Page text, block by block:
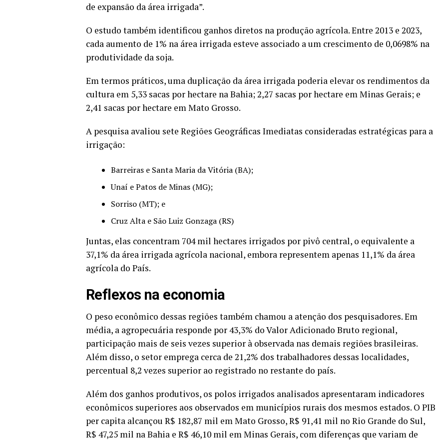
de expansão da área irrigada”.
O estudo também identificou ganhos diretos na produção agrícola. Entre 2013 e 2023,
cada aumento de 1% na área irrigada esteve associado a um crescimento de 0,0698% na
produtividade da soja.
Em termos práticos, uma duplicação da área irrigada poderia elevar os rendimentos da
cultura em 5,33 sacas por hectare na Bahia; 2,27 sacas por hectare em Minas Gerais; e
2,41 sacas por hectare em Mato Grosso.
A pesquisa avaliou sete Regiões Geográficas Imediatas consideradas estratégicas para a
irrigação:
Barreiras e Santa Maria da Vitória (BA);
Unaí e Patos de Minas (MG);
Sorriso (MT); e
Cruz Alta e São Luiz Gonzaga (RS)
Juntas, elas concentram 704 mil hectares irrigados por pivô central, o equivalente a
37,1% da área irrigada agrícola nacional, embora representem apenas 11,1% da área
agrícola do País.
Reflexos na economia
O peso econômico dessas regiões também chamou a atenção dos pesquisadores. Em
média, a agropecuária responde por 43,3% do Valor Adicionado Bruto regional,
participação mais de seis vezes superior à observada nas demais regiões brasileiras.
Além disso, o setor emprega cerca de 21,2% dos trabalhadores dessas localidades,
percentual 8,2 vezes superior ao registrado no restante do país.
Além dos ganhos produtivos, os polos irrigados analisados apresentaram indicadores
econômicos superiores aos observados em municípios rurais dos mesmos estados. O PIB
per capita alcançou R$ 182,87 mil em Mato Grosso, R$ 91,41 mil no Rio Grande do Sul,
R$ 47,25 mil na Bahia e R$ 46,10 mil em Minas Gerais, com diferenças que variam de